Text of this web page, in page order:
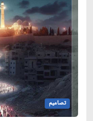
تصاميم